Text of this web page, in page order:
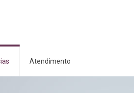
Atendimento